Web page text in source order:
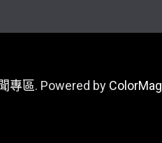
專區. Powered by ColorMag